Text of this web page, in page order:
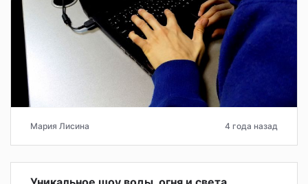
Мария Лисина 4 года назад